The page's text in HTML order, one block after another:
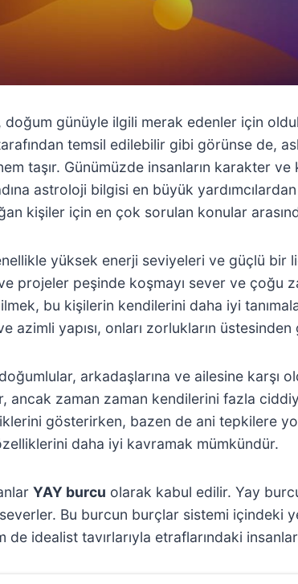
doğum günüyle ilgili merak edenler için
temsil edilebilir gibi görünse de,
taşır. Günümüzde insanların karakter
astroloji bilgisi en büyük
kişiler için en çok sorulan konular
yüksek enerji seviyeleri ve güçlü bir
projeler peşinde koşmayı sever ve çoğu
bu kişilerin kendilerini daha iyi
yapısı, onları zorlukların üstesinden
arkadaşlarına ve ailesine
ancak zaman zaman kendilerini fazla
gösterirken, bazen de ani tepkilere
daha iyi kavramak mümkündür.
YAY burcu olarak kabul edilir. Yay
Bu burcun burçlar sistemi içindeki
idealist tavırlarıyla etraflarındaki